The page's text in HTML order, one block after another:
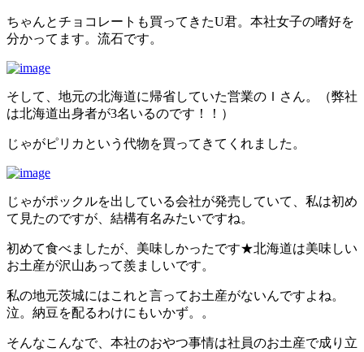
ちゃんとチョコレートも買ってきたU君。本社女子の嗜好を
分かってます。流石です。
そして、地元の北海道に帰省していた営業のＩさん。（弊社
は北海道出身者が3名いるのです！！）
じゃがピリカという代物を買ってきてくれました。
じゃがポックルを出している会社が発売していて、私は初め
て見たのですが、結構有名みたいですね。
初めて食べましたが、美味しかったです★北海道は美味しい
お土産が沢山あって羨ましいです。
私の地元茨城にはこれと言ってお土産がないんですよね。
泣。納豆を配るわけにもいかず。。
そんなこんなで、本社のおやつ事情は社員のお土産で成り立